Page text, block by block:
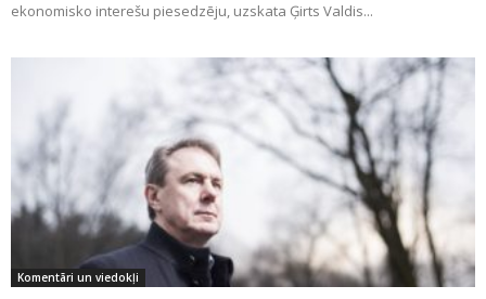
ekonomisko interešu piesedzēju, uzskata Ģirts Valdis...
Komentāri un viedokļi